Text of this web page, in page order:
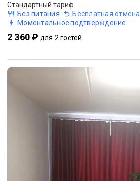
Стандартный тариф
Без питания ·
Бесплатная отмена
Моментальное подтверждение
2 360 ₽ для 2 гостей